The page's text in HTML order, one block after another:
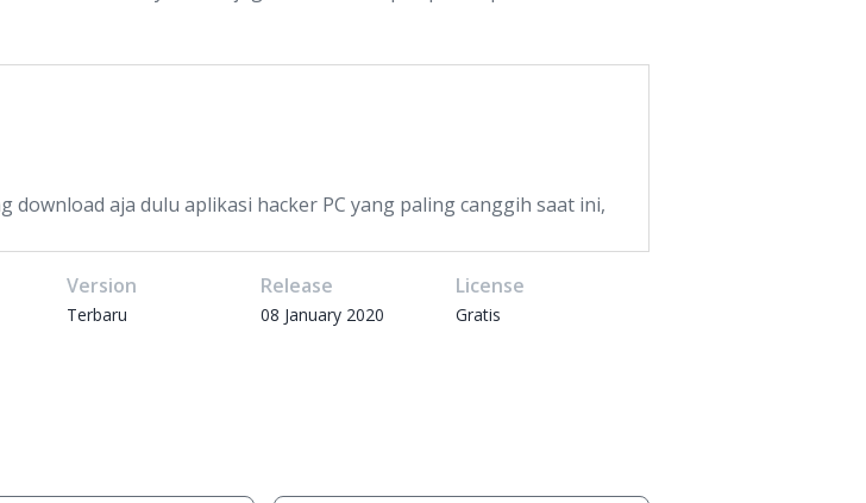
aja dulu aplikasi hacker PC yang paling canggih saat ini,
Version
Terbaru
Release
08 January 2020
License
Gratis